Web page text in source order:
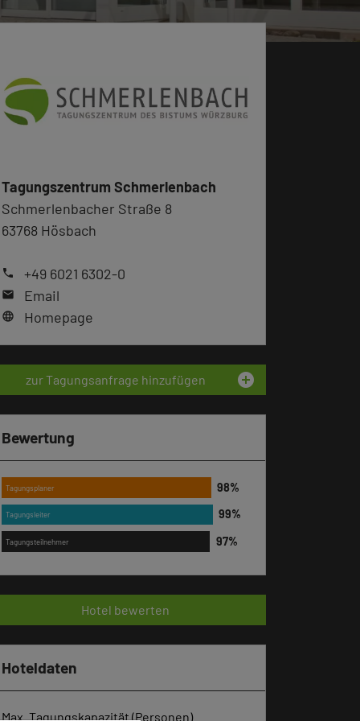
Tagungszentrum Schmerlenbach
Schmerlenbacher Straße 8
63768 Hösbach
phone +49 6021 6302-0
mail Email
language Homepage
zur Tagungsanfrage hinzufügen add_circle
Bewertung
Tagungsplaner
Tagungsleiter
Tagungsteilnehmer
Hotel bewerten
Hoteldaten
Max. Tagungskapazität (Personen)